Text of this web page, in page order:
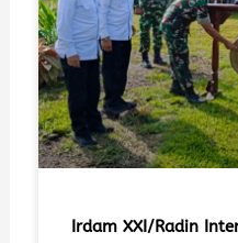
Irdam XXI/Radin